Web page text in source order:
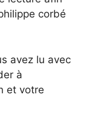
corbé
avez lu avec
à
et votre